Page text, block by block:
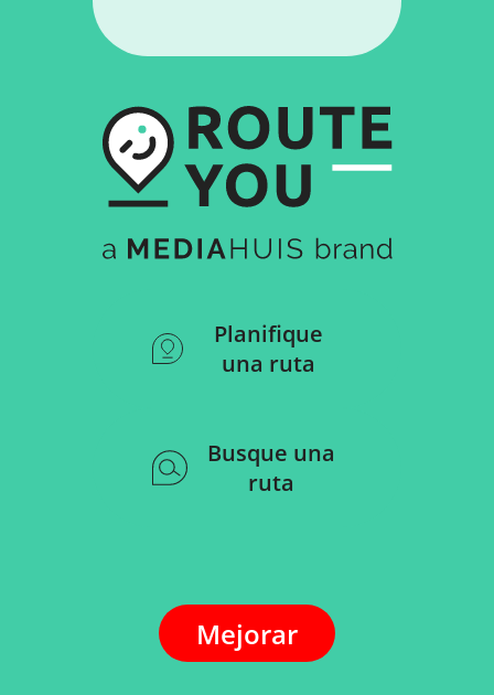
Planifique
una ruta
Busque una
ruta
Mejorar